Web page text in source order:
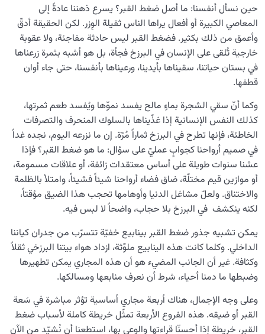
حين نسأل أنفسنا: ما أصل ضغط القبر؟ يسرع ذهننا عادةً إلى
المعاصي الكبيرة أو أفعال يراها الناس ثقيلة الوِزر. لكن الحقيقة أدقّ
وأعمق من ذلك بكثير. فضغط القبر ليس حادثة مفاجئة، ولا عقوبة
خارجية تُلقى على الإنسان في البرزخ فجأة، بل هو أشبه بثمرة زرعناها
في بستان حياتنا، سقيناها بأيدينا، ورعيناها بأنفسنا، حتى جاء أوان
قطفها.
وكما أنّ سقي الشجرة بماءٍ مالح يفسد نموّها ويُفسد طعم ثمرتها،
كذلك النفس الإنسانية إذا غذّيناها بالسلوك المنحرف والتصرفات
الخاطئة، فإنها تطرح في البرزخ ثماراً مُرّة. إن ما نزرعه اليوم، نجده غداً
في صميم أرواحنا كجوابٍ عمليّ على سؤال: ما هو ضغط القبر؟ فإذا
عشنا سنوات طويلة على أساس معتقدات زائفة، أو علاقات مسمومة،
أو موازين قيم مختلّة، ضاق فضاء أرواحنا شيئاً فشيئاً، وامتلأ بالظلمة
والاختناق. ولعلّ مشاغل الدنيا وأوهامها تحجب هذا الضيق مؤقتاً،
لكنه ينكشف في البرزخ بلا حجاب، واضحاً لا لبس فيه.
يمكن تشبيه جذور ضغط القبر بينابيع خفيّة تتسرّب من جدران كياننا
الداخلي. وكلما كانت هذه الينابيع ملوّثة، ازداد هواء بيتنا البرزخي ثقلاً
وكثافة. غير أن الجانب المضيء هو أن هذه المجاري يمكن تطهيرها
وضبطها ما دمنا أحياء، شرط أن نعرف منابعها ومسالكها.
وعلى وجه الإجمال، هناك أربعة مجاري أساسية تؤثر مباشرة في سَعة
القبر أو ضيقه. هذه الفروع الأربعة تمثّل خريطة كاملة لأسباب ضغط
القبر، خريطة إذا أحسنّا قراءتها والوعي بها، استطعنا أن نُشيّد من الآن